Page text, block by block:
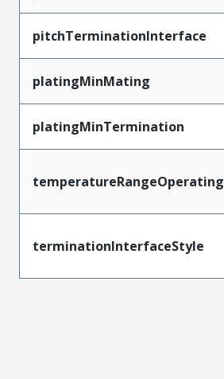
pitchTerminationInterface
platingMinMating
platingMinTermination
temperatureRangeOperating
terminationInterfaceStyle